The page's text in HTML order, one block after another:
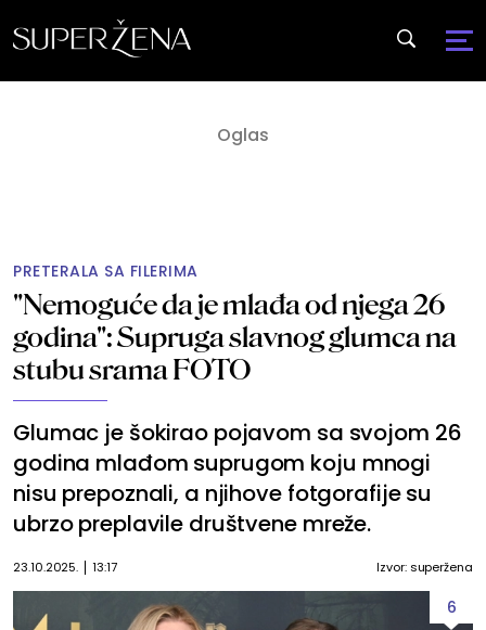
PRETERALA SA FILERIMA
"Nemoguće da je mlađa od njega 26
godina": Supruga slavnog glumca na
stubu srama FOTO
Glumac je šokirao pojavom sa svojom 26
godina mlađom suprugom koju mnogi
nisu prepoznali, a njihove fotgorafije su
ubrzo preplavile društvene mreže.
23.10.2025. 13:17 Izvor: superžena
6